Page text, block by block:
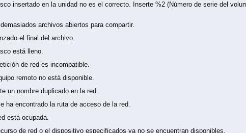
insertado en la unidad no es el correcto. Inserte %2 (Número de serie del
archivos abiertos para compartir.
el final del archivo.
está lleno.
de red es incompatible.
remoto no está disponible.
un nombre duplicado en la red.
ha encontrado la ruta de acceso de la red.
está ocupada.
de red o el dispositivo especificados ya no se encuentran disponibles.